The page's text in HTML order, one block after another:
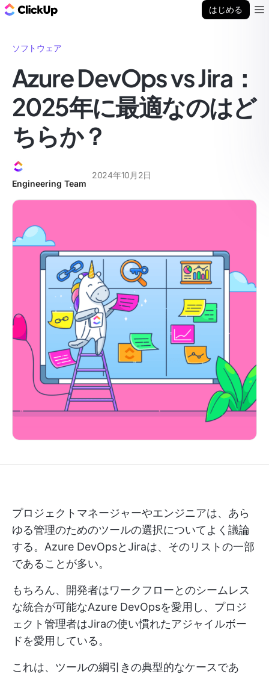
はじめる
ソフトウェア
Azure DevOps vs Jira：
2025年に最適なのはど
ちらか？
Engineering Team
2024年10月2日
プロジェクトマネージャーやエンジニアは、あら
ゆる管理のためのツールの選択についてよく議論
する。Azure DevOpsとJiraは、そのリストの一部
であることが多い。
もちろん、開発者はワークフローとのシームレス
な統合が可能なAzure DevOpsを愛用し、プロジ
ェクト管理者はJiraの使い慣れたアジャイルボー
ドを愛用している。
これは、ツールの綱引きの典型的なケースであ